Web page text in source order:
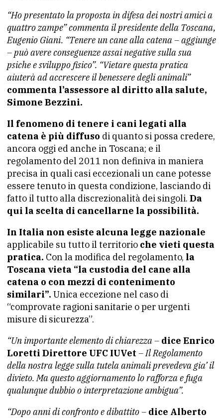
“Ho presentato la proposta in difesa dei nostri amici a
quattro zampe” commenta il presidente della Toscana,
Eugenio Giani. “Tenere un cane alla catena – aggiunge
– può avere conseguenze assai negative sulla sua
psiche e sviluppo fisico”. “Vietare questa pratica
aiuterà ad accrescere il benessere degli animali”
commenta l’assessore al diritto alla salute,
Simone Bezzini.
Il fenomeno di tenere i cani legati alla
catena è più diffuso di quanto si possa credere,
ancora oggi ed anche in Toscana; e il
regolamento del 2011 non definiva in maniera
precisa in quali casi eccezionali un cane potesse
essere tenuto in questa condizione, lasciando di
fatto il tutto alla discrezionalità dei singoli. Da
qui la scelta di cancellarne la possibilità.
In Italia non esiste alcuna legge nazionale
applicabile su tutto il territorio che vieti questa
pratica. Con la modifica del regolamento, la
Toscana vieta “la custodia del cane alla
catena o con mezzi di contenimento
similari”. Unica eccezione nel caso di
“comprovate ragioni sanitarie o per urgenti
misure di sicurezza”.
“Un importante elemento di chiarezza – dice Enrico
Loretti Direttore UFC IUVet – Il Regolamento
della nostra legge sulla tutela animali prevedeva gia’ il
divieto. Ma questo aggiornamento lo rafforza e fuga
qualunque dubbio o interpretazione ambigua”.
“Dopo anni di confronto e dibattito – dice Alberto